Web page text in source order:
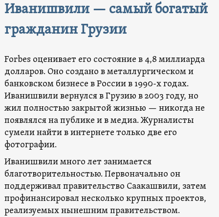
Иванишвили — самый богатый
гражданин Грузии
Forbes оценивает его состояние в 4,8 миллиарда
долларов. Оно создано в металлургическом и
банковском бизнесе в России в 1990-х годах.
Иванишвили вернулся в Грузию в 2003 году, но
жил полностью закрытой жизнью — никогда не
появлялся на публике и в медиа. Журналисты
сумели найти в интернете только две его
фотографии.
Иванишвили много лет занимается
благотворительностью. Первоначально он
поддерживал правительство Саакашвили, затем
профинансировал несколько крупных проектов,
реализуемых нынешним правительством.